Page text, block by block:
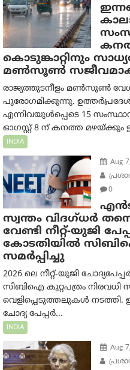
കൊടുങ്കാറ്റിനും
മൺസൂൺ
രാജ്യത്തുടനീളം മൺസൂൺ
പുരോഗമിക്കുന്നു.
എന്നിവയുൾപ്പെടെ 15
ഓഗസ്റ്റ് 8 ന് കനത്ത മഴയ്ക്കും
INDIA
Aug
0
സ്വന്തം വിദഗ്ധർ
വേണ്ടി നീറ്റ്-യു‌ജി
കോടതിയില്‍
സമര്‍പ്പിച്ചു
2026 ലെ നീറ്റ്-യുജി
സിബിഐ കുറ്റപത്രം നിരവധി
വെളിപ്പെടുത്തലുകൾ
ചോദ്യ പേപ്പർ...
INDIA
Aug